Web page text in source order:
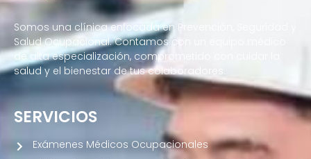
Somos una clínica enfocada en Prevención, Seguridad y
Salud Ocupacional. Contamos con un equipo médico
de alta especialización, comprometido con cuidar la
salud y el bienestar de tus colaboradores.
SERVICIOS
Exámenes Médicos Ocupacionales